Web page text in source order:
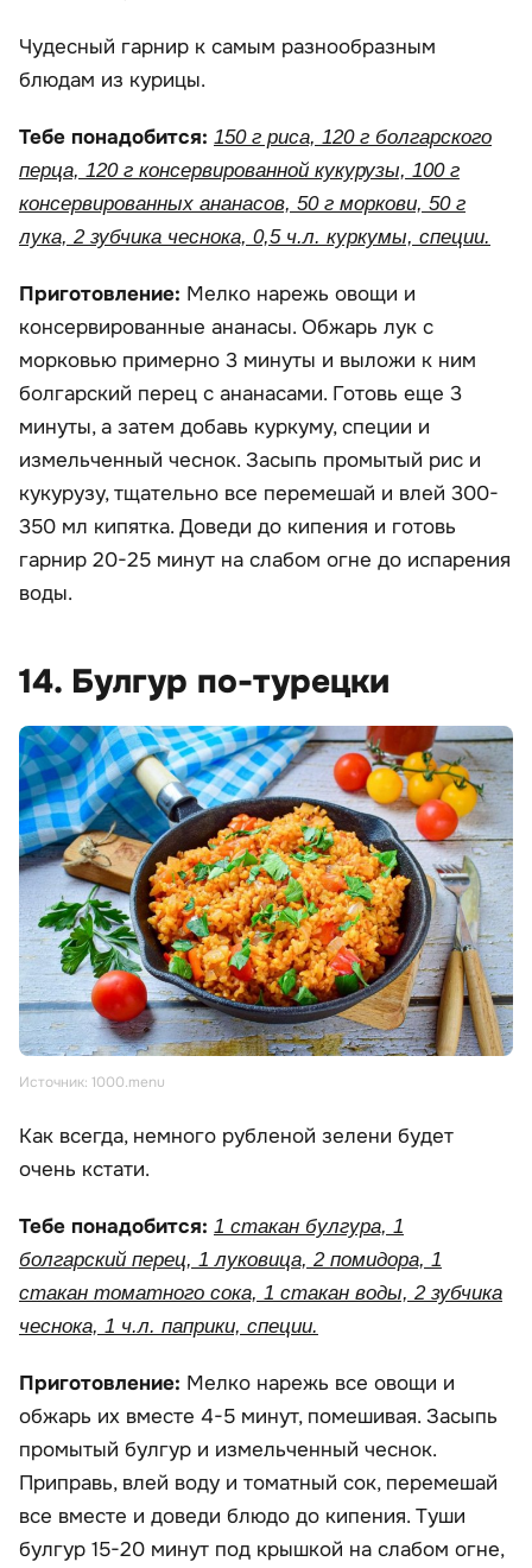
Чудесный гарнир к самым разнообразным
блюдам из курицы.
Тебе понадобится: 150 г риса, 120 г болгарского
перца, 120 г консервированной кукурузы, 100 г
консервированных ананасов, 50 г моркови, 50 г
лука, 2 зубчика чеснока, 0,5 ч.л. куркумы, специи.
Приготовление: Мелко нарежь овощи и
консервированные ананасы. Обжарь лук с
морковью примерно 3 минуты и выложи к ним
болгарский перец с ананасами. Готовь еще 3
минуты, а затем добавь куркуму, специи и
измельченный чеснок. Засыпь промытый рис и
кукурузу, тщательно все перемешай и влей 300-
350 мл кипятка. Доведи до кипения и готовь
гарнир 20-25 минут на слабом огне до испарения
воды.
14. Булгур по-турецки
Источник: 1000.menu
Как всегда, немного рубленой зелени будет
очень кстати.
Тебе понадобится: 1 стакан булгура, 1
болгарский перец, 1 луковица, 2 помидора, 1
стакан томатного сока, 1 стакан воды, 2 зубчика
чеснока, 1 ч.л. паприки, специи.
Приготовление: Мелко нарежь все овощи и
обжарь их вместе 4-5 минут, помешивая. Засыпь
промытый булгур и измельченный чеснок.
Приправь, влей воду и томатный сок, перемешай
все вместе и доведи блюдо до кипения. Туши
булгур 15-20 минут под крышкой на слабом огне,